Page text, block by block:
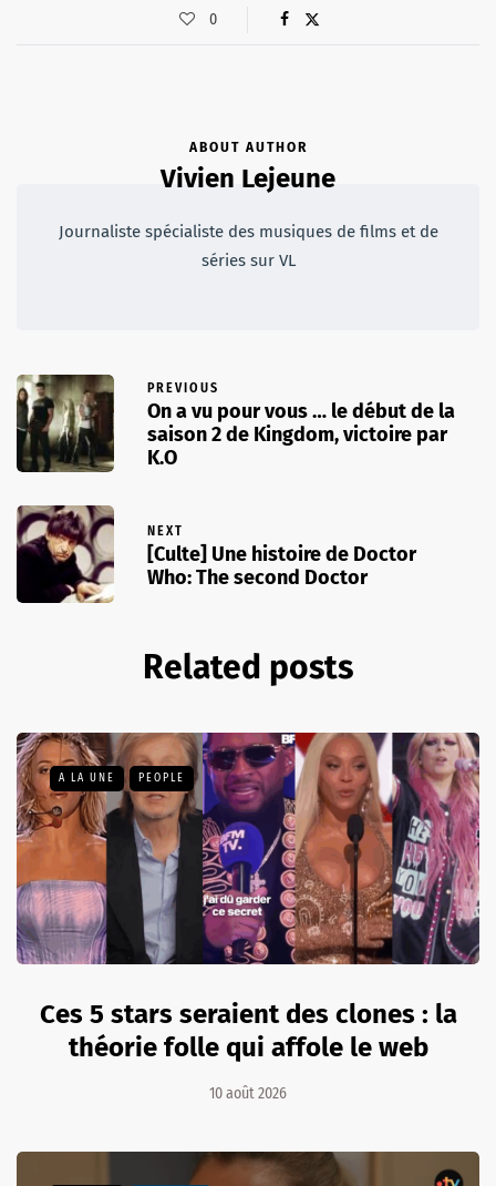
0
ABOUT AUTHOR
Vivien Lejeune
Journaliste spécialiste des musiques de films et de
séries sur VL
PREVIOUS
On a vu pour vous … le début de la
saison 2 de Kingdom, victoire par
K.O
NEXT
[Culte] Une histoire de Doctor
Who: The second Doctor
Related posts
A LA UNE PEOPLE
Ces 5 stars seraient des clones : la
théorie folle qui affole le web
10 août 2026